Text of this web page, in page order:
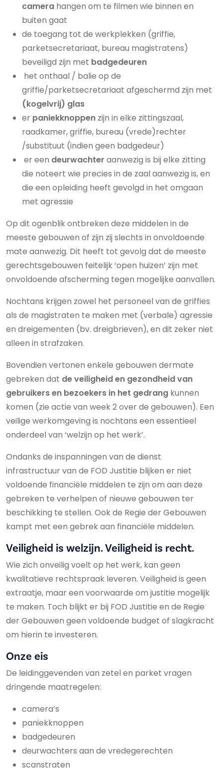
camera hangen om te filmen wie binnen en
buiten gaat
de toegang tot de werkplekken (griffie,
parketsecretariaat, bureau magistratens)
beveiligd zijn met badgedeuren
het onthaal / balie op de
griffie/parketsecretariaat afgeschermd zijn met
(kogelvrij) glas
er paniekknoppen zijn in elke zittingszaal,
raadkamer, griffie, bureau (vrede)rechter
/substituut (indien geen badgedeur)
er een deurwachter aanwezig is bij elke zitting
die noteert wie precies in de zaal aanwezig is, en
die een opleiding heeft gevolgd in het omgaan
met agressie
Op dit ogenblik ontbreken deze middelen in de
meeste gebouwen of zijn zij slechts in onvoldoende
mate aanwezig. Dit heeft tot gevolg dat de meeste
gerechtsgebouwen feitelijk ‘open huizen’ zijn met
onvoldoende afscherming tegen mogelijke aanvallen.
Nochtans krijgen zowel het personeel van de griffies
als de magistraten te maken met (verbale) agressie
en dreigementen (bv. dreigbrieven), en dit zeker niet
alleen in strafzaken.
Bovendien vertonen enkele gebouwen dermate
gebreken dat de veiligheid en gezondheid van
gebruikers en bezoekers in het gedrang kunnen
komen (zie actie van week 2 over de gebouwen). Een
veilige werkomgeving is nochtans een essentieel
onderdeel van ‘welzijn op het werk’.
Ondanks de inspanningen van de dienst
infrastructuur van de FOD Justitie blijken er niet
voldoende financiële middelen te zijn om aan deze
gebreken te verhelpen of nieuwe gebouwen ter
beschikking te stellen. Ook de Regie der Gebouwen
kampt met een gebrek aan financiële middelen.
Veiligheid is welzijn. Veiligheid is recht.
Wie zich onveilig voelt op het werk, kan geen
kwalitatieve rechtspraak leveren. Veiligheid is geen
extraatje, maar een voorwaarde om justitie mogelijk
te maken. Toch blijkt er bij FOD Justitie en de Regie
der Gebouwen geen voldoende budget of slagkracht
om hierin te investeren.
Onze eis
De leidinggevenden van zetel en parket vragen
dringende maatregelen:
camera’s
paniekknoppen
badgedeuren
deurwachters aan de vredegerechten
scanstraten